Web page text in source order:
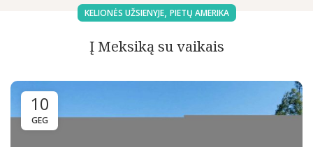
KELIONĖS UŽSIENYJE, PIETŲ AMERIKA
Į Meksiką su vaikais
10
GEG